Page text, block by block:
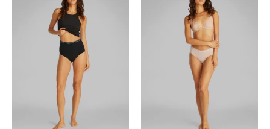
M
XL
ZNAČKACalvin Klein
Černá
Béžová